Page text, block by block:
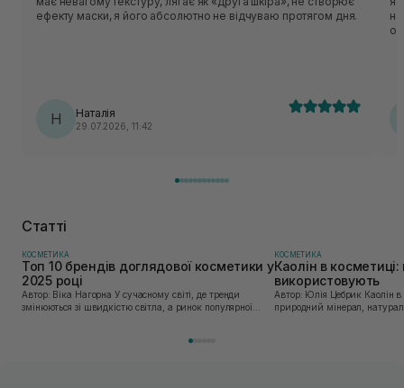
ефекту маски, я його абсолютно не відчуваю протягом дня.
Н Наталія
29.07.2026, 11:42
Статті
КОСМЕТИКА
Топ 10 брендів доглядової косметики у
2025 році
Автор: Віка Нагорна У сучасному світі, де тренди
змінюються зі швидкістю світла, а ринок популярної
КОСМЕТИКА
Каолін в
використовують
Автор: Юлія Цебрик Каолін в косметології – це
природний мінерал,